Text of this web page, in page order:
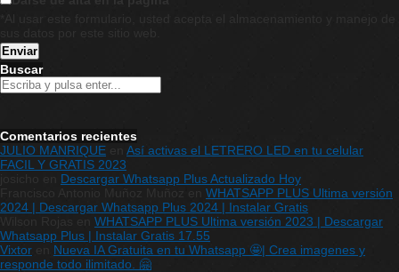
*Al usar este formulario, usted acepta el almacenamiento y manejo de
Buscar
Comentarios recientes
JULIO MANRIQUE
Así activas el LETRERO LED en tu celular
FACIL Y GRATIS 2023
Descargar Whatsapp Plus Actualizado Hoy
Francisco Antonio Muñoz Muñoz
WHATSAPP PLUS Ultima versión
2024 | Descargar Whatsapp Plus 2024 | Instalar Gratis
WHATSAPP PLUS Ultima versión 2023 | Descargar
Whatsapp Plus | Instalar Gratis 17.55
Vixtor
Nueva IA Gratuita en tu Whatsapp 🤩| Crea imagenes y
responde todo ilimitado. 🤗